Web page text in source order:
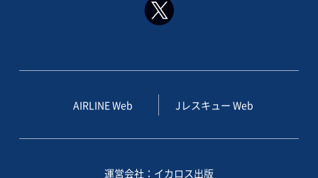
AIRLINE Web Jレスキュー Web
運営会社：イカロス出版